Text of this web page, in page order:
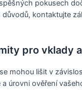
pokusech
kontaktujte
pro vklady
mohou lišit v
úrovni ověření